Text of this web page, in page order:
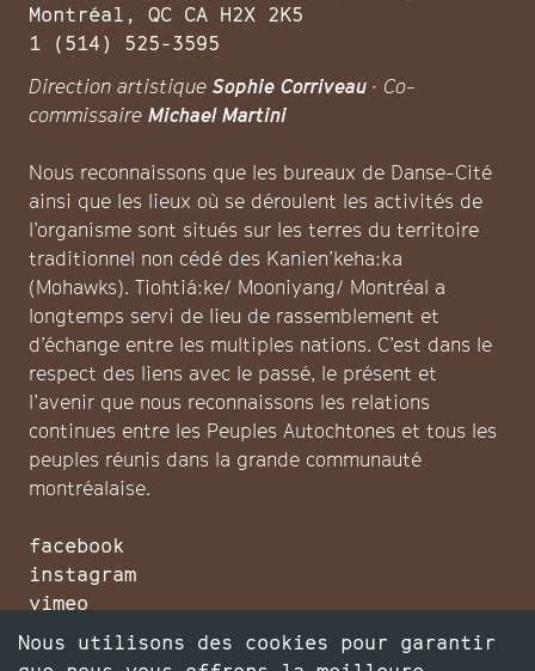
Nous utilisons des cookies pour garantir
Montréal, QC CA H2X 2K5
1 (514) 525-3595
Direction artistique Sophie Corriveau · Co-
commissaire Michael Martini
Nous reconnaissons que les bureaux de Danse-Cité
ainsi que les lieux où se déroulent les activités de
l’organisme sont situés sur les terres du territoire
traditionnel non cédé des Kanien’keha:ka
(Mohawks). Tiohtiá:ke/ Mooniyang/ Montréal a
longtemps servi de lieu de rassemblement et
d’échange entre les multiples nations. C’est dans le
respect des liens avec le passé, le présent et
l’avenir que nous reconnaissons les relations
continues entre les Peuples Autochtones et tous les
peuples réunis dans la grande communauté
montréalaise.
facebook
instagram
vimeo
infolettre